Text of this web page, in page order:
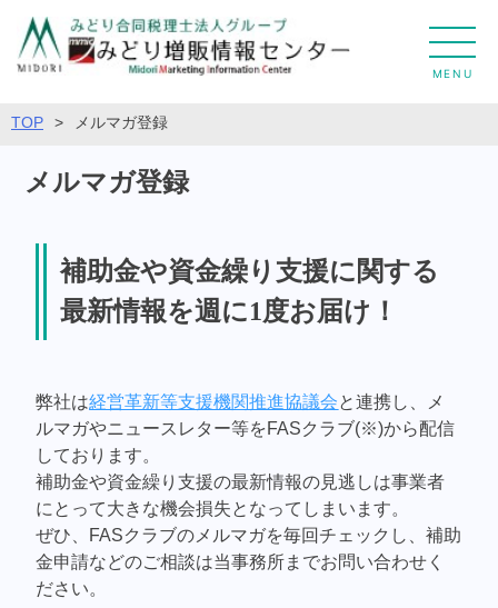
MENU
TOP > メルマガ登録
メルマガ登録
補助金や資金繰り支援に関する
最新情報を週に1度お届け！
弊社は経営革新等支援機関推進協議会と連携し、メ
ルマガやニュースレター等をFASクラブ(※)から配信
しております。
補助金や資金繰り支援の最新情報の見逃しは事業者
にとって大きな機会損失となってしまいます。
ぜひ、FASクラブのメルマガを毎回チェックし、補助
金申請などのご相談は当事務所までお問い合わせく
ださい。